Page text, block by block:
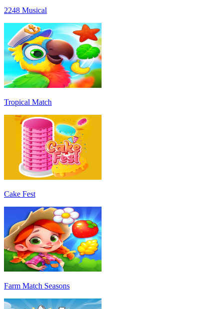
2248 Musical
Tropical Match
Cake Fest
Farm Match Seasons